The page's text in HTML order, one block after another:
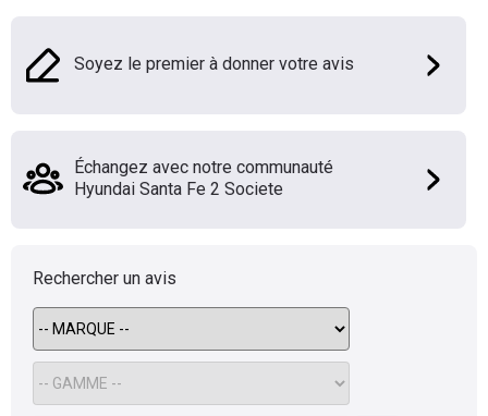
Auto
Forum
Moto
Marques
Soyez le premier à donner votre avis
Échangez avec notre communauté
Hyundai Santa Fe 2 Societe
Rechercher un avis